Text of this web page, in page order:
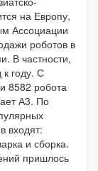
на Европу,
Ассоциации
роботов в
В частности,
к году. С
8582 робота
А3. По
входят:
и сборка.
пришлось